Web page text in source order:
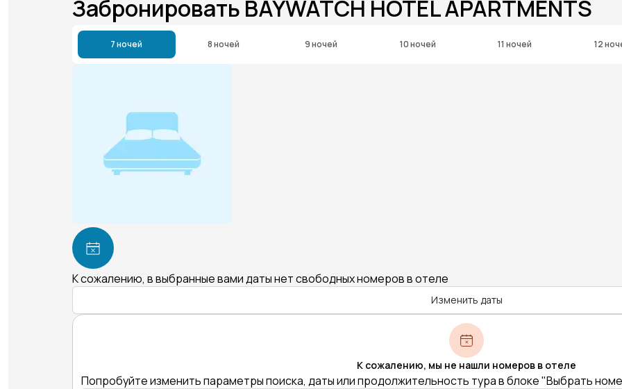
Забронировать BAYWATCH HOTEL APARTMENTS
7 ночей 8 ночей 9 ночей 10 ночей 11 ночей 12
К сожалению, в выбранные вами даты нет свободных номеров в отеле
Изменить даты
К сожалению, мы не нашли номеров в отеле
Попробуйте изменить параметры поиска, даты или продолжительность тура в блоке "Выбрать